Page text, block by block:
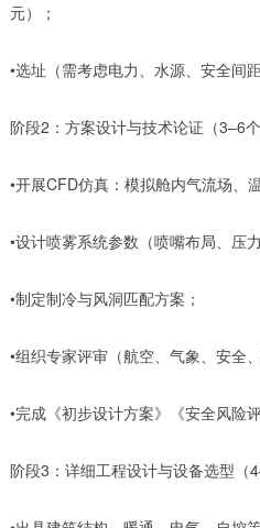
元）；
•选址（需考虑电力、水源、安全间
阶段2：方案设计与技术论证（3–6个
•开展CFD仿真：模拟舱内气流场、
•设计喷雾系统参数（喷嘴布局、压
•制定制冷与风洞匹配方案；
•组织专家评审（航空、气象、安全
•完成《初步设计方案》《安全风险
阶段3：详细工程设计与设备选型（